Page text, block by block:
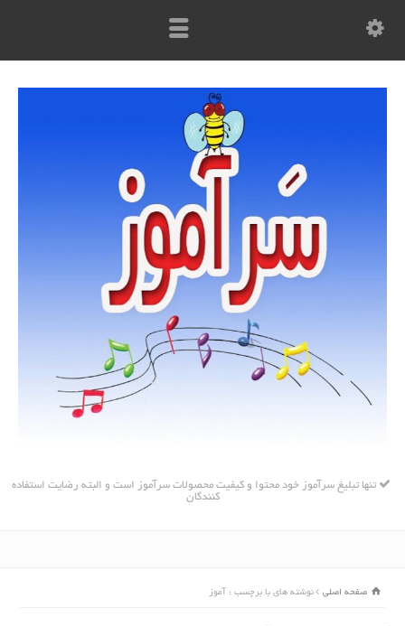
تنها تبلیغ سرآموز خود محتوا و کیفیت محصولات سرآموز است و البته رضایت استفاده
کنندگان
صفحه اصلی نوشته های با برچسب : آموز